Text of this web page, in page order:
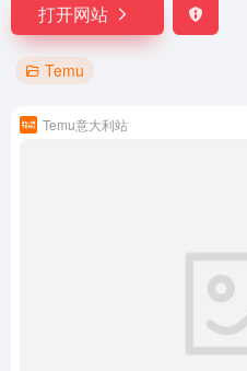
打开网站
Temu
Temu意大利站